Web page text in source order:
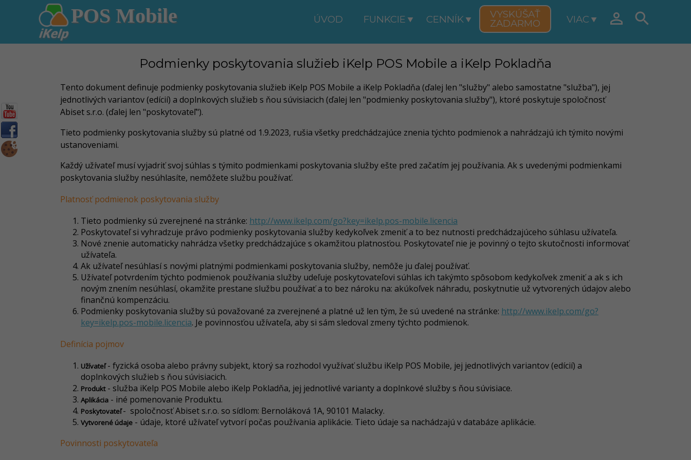
POS Mobile ÚVOD FUNKCIE CENNÍK VYSKÚŠAŤ
ZADARMO VIAC  
Podmienky poskytovania služieb iKelp POS Mobile a iKelp Pokladňa
Tento dokument definuje podmienky poskytovania služieb iKelp POS Mobile a iKelp Pokladňa (ďalej len "služby" alebo samostatne "služba"), jej
jednotlivých variantov (edícií) a doplnkových služieb s ňou súvisiacich (ďalej len "podmienky poskytovania služby"), ktoré poskytuje spoločnosť
Abiset s.r.o. (ďalej len "poskytovateľ").
Tieto podmienky poskytovania služby sú platné od 1.9.2023, rušia všetky predchádzajúce znenia týchto podmienok a nahrádzajú ich týmito novými
ustanoveniami.
Každý užívateľ musí vyjadriť svoj súhlas s týmito podmienkami poskytovania služby ešte pred začatím jej používania. Ak s uvedenými podmienkami
poskytovania služby nesúhlasíte, nemôžete službu používať.
Platnosť podmienok poskytovania služby
Tieto podmienky sú zverejnené na stránke: http://www.ikelp.com/go?key=ikelp.pos-mobile.licencia
Poskytovateľ si vyhradzuje právo podmienky poskytovania služby kedykoľvek zmeniť a to bez nutnosti predchádzajúceho súhlasu užívateľa.
Nové znenie automaticky nahrádza všetky predchádzajúce s okamžitou platnosťou. Poskytovateľ nie je povinný o tejto skutočnosti informovať
užívateľa.
Ak užívateľ nesúhlasí s novými platnými podmienkami poskytovania služby, nemôže ju ďalej používať.
Užívateľ potvrdením týchto podmienok používania služby udeľuje poskytovateľovi súhlas ich takýmto spôsobom kedykoľvek zmeniť a ak s ich
novým znením nesúhlasí, okamžite prestane službu používať a to bez nároku na: akúkoľvek náhradu, poskytnutie už vytvorených údajov alebo
finančnú kompenzáciu.
Podmienky poskytovania služby sú považované za zverejnené a platné už len tým, že sú uvedené na stránke: http://www.ikelp.com/go?
key=ikelp.pos-mobile.licencia. Je povinnosťou užívateľa, aby si sám sledoval zmeny týchto podmienok.
Definícia pojmov
Užívateľ- fyzická osoba alebo právny subjekt, ktorý sa rozhodol využívať službu iKelp POS Mobile, jej jednotlivých variantov (edícií) a
doplnkových služieb s ňou súvisiacich.
Produkt- služba iKelp POS Mobile alebo iKelp Pokladňa, jej jednotlivé varianty a doplnkové služby s ňou súvisiace.
Aplikácia - iné pomenovanie Produktu.
Poskytovateľ- spoločnosť Abiset s.r.o. so sídlom: Bernoláková 1A, 90101 Malacky.
Vytvorené údaje - údaje, ktoré užívateľ vytvorí počas používania aplikácie. Tieto údaje sa nachádzajú v databáze aplikácie.
Povinnosti poskytovateľa